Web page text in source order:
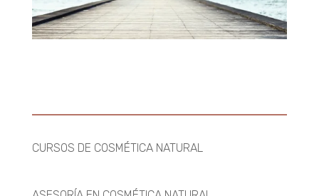
CURSOS DE COSMÉTICA NATURAL